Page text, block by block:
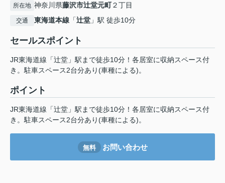
所在地 神奈川県藤沢市辻堂元町２丁目
交通 東海道本線 「辻堂 」駅 徒歩10分
セールスポイント
JR東海道線「辻堂」駅まで徒歩10分！各居室に収納スペース付
き。駐車スペース2台分あり(車種による)。
ポイント
JR東海道線「辻堂」駅まで徒歩10分！各居室に収納スペース付
き。駐車スペース2台分あり(車種による)。
無料 お問い合わせ